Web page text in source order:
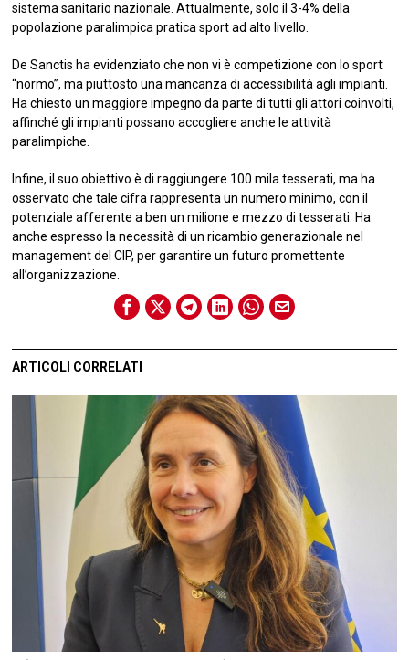
sistema sanitario nazionale. Attualmente, solo il 3-4% della
popolazione paralimpica pratica sport ad alto livello.
De Sanctis ha evidenziato che non vi è competizione con lo sport
“normo”, ma piuttosto una mancanza di accessibilità agli impianti.
Ha chiesto un maggiore impegno da parte di tutti gli attori coinvolti,
affinché gli impianti possano accogliere anche le attività
paralimpiche.
Infine, il suo obiettivo è di raggiungere 100 mila tesserati, ma ha
osservato che tale cifra rappresenta un numero minimo, con il
potenziale afferente a ben un milione e mezzo di tesserati. Ha
anche espresso la necessità di un ricambio generazionale nel
management del CIP, per garantire un futuro promettente
all’organizzazione.
ARTICOLI CORRELATI